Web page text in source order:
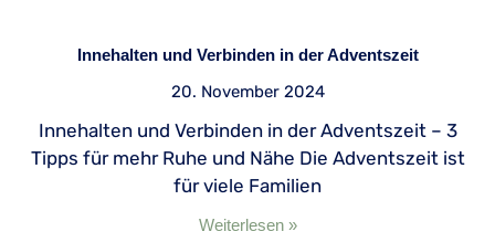
Innehalten und Verbinden in der Adventszeit
20. November 2024
Innehalten und Verbinden in der Adventszeit – 3
Tipps für mehr Ruhe und Nähe Die Adventszeit ist
für viele Familien
Weiterlesen »